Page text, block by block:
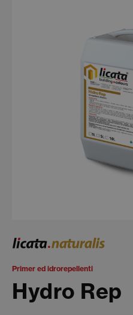
Primer ed idrorepellenti
Hydro Rep